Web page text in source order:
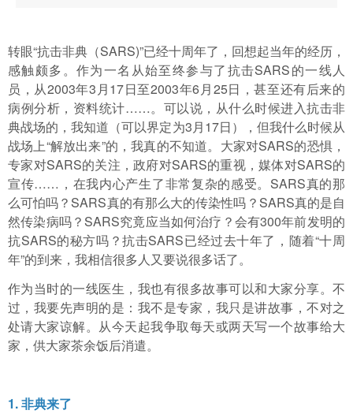
转眼“抗击非典（SARS)”已经十周年了，回想起当年的经历，
感触颇多。作为一名从始至终参与了抗击SARS的一线人
员，从2003年3月17日至2003年6月25日，甚至还有后来的
病例分析，资料统计……。可以说，从什么时候进入抗击非
典战场的，我知道（可以界定为3月17日），但我什么时候从
战场上“解放出来”的，我真的不知道。大家对SARS的恐惧，
专家对SARS的关注，政府对SARS的重视，媒体对SARS的
宣传……，在我内心产生了非常复杂的感受。SARS真的那
么可怕吗？SARS真的有那么大的传染性吗？SARS真的是自
然传染病吗？SARS究竟应当如何治疗？会有300年前发明的
抗SARS的秘方吗？抗击SARS已经过去十年了，随着“十周
年”的到来，我相信很多人又要说很多话了。
作为当时的一线医生，我也有很多故事可以和大家分享。不
过，我要先声明的是：我不是专家，我只是讲故事，不对之
处请大家谅解。从今天起我争取每天或两天写一个故事给大
家，供大家茶余饭后消遣。
1. 非典来了